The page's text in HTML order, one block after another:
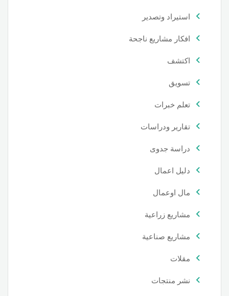
استيراد وتصدير
افكار مشاريع ناجحة
اكتشف
تسويق
تعلم خبرات
تقارير ودراسات
دراسة جدوى
دليل اعمال
مال اوعمال
مشاريع زراعية
مشاريع صناعية
مقلات
نشر منتجات